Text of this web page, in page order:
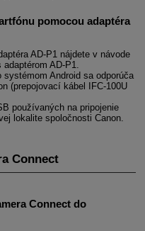
pomocou adaptéra
AD-P1nájdete v návode
adaptérom AD-P1.
systémom Android sa odporúča
(prepojovací kábel
IFC-100U
používaných na pripojenie
lokalite spoločnosti Canon.
Connect
Connect do